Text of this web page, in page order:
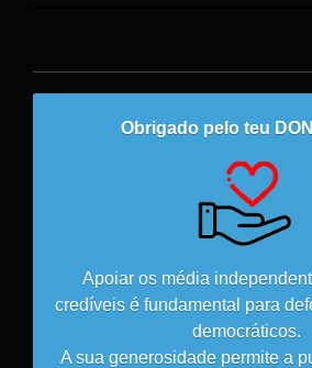
Obrigado pelo teu
Apoiar os média
credíveis é fundamental para
democráticos.
A sua generosidade permite a